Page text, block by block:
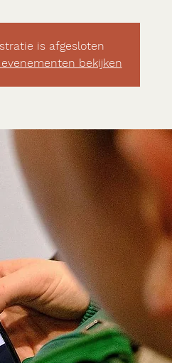
is afgesloten
bekijken